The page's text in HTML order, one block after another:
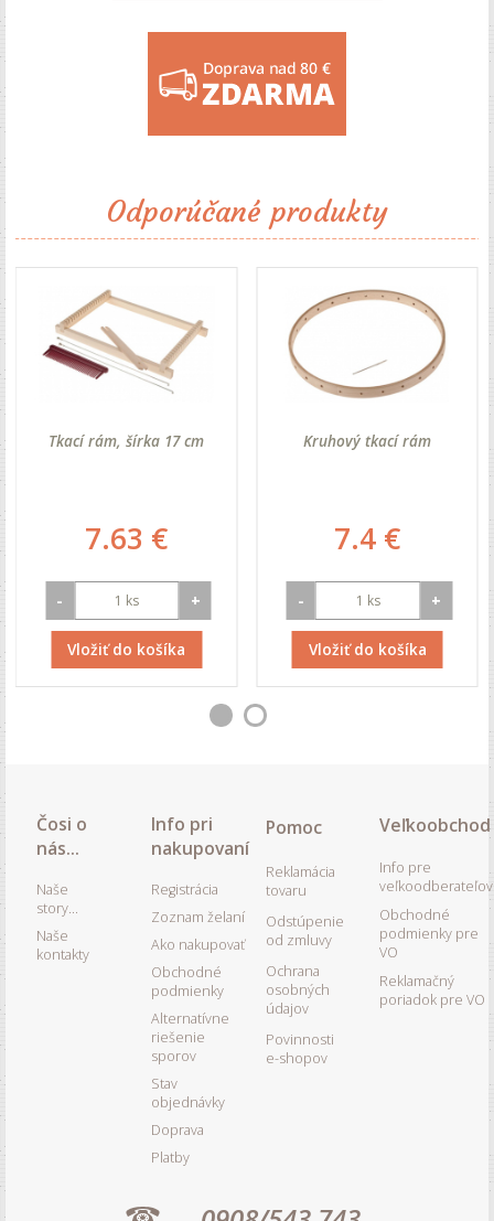
Odporúčané produkty
Tkací rám, šírka 17 cm
7.63 €
- +
Vložiť do košíka
Kruhový tkací rám
7.4 €
- +
Vložiť do košíka
Čosi o
nás...
Naše
story...
Naše
kontakty
Info pri
nakupovaní
Registrácia
Zoznam želaní
Ako nakupovať
Obchodné
podmienky
Alternatívne
riešenie
sporov
Stav
objednávky
Doprava
Platby
Pomoc
Reklamácia
tovaru
Odstúpenie
od zmluvy
Ochrana
osobných
údajov
Povinnosti
e-shopov
Veľkoobchod
Info pre
veľkoodberateľov
Obchodné
podmienky pre
VO
Reklamačný
poriadok pre VO